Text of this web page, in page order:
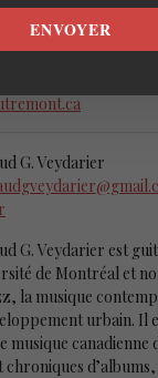
G. Veydarier
G. Veydarier est
de Montréal et
la musique
urbain. Il
musique canadienne
chroniques d’albums,
ENVOYER